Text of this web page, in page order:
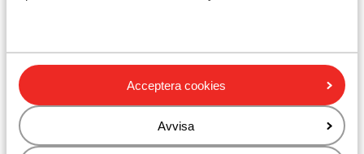
Acceptera cookies
Avvisa
Valuta:
Den officiella valutan är euro.
Dricks: